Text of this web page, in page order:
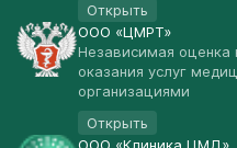
Открыть
ООО «ЦМРТ»
Независимая оценка
оказания услуг
организациями
Открыть